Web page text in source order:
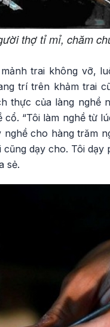
thợ tỉ mỉ, chăm
trai không vỡ,
trí trên khảm trai
của làng nghề
“Tôi làm nghề từ
cho hàng trăm
dạy cho. Tôi
sẻ.